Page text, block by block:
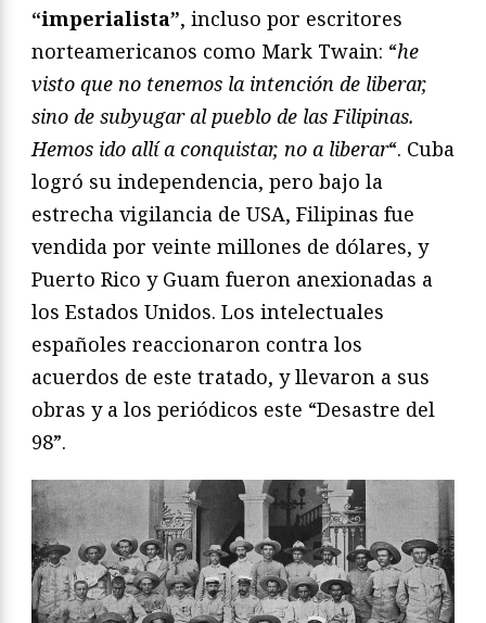
“imperialista”, incluso por escritores
norteamericanos como Mark Twain: “he
visto que no tenemos la intención de liberar,
sino de subyugar al pueblo de las Filipinas.
Hemos ido allí a conquistar, no a liberar“. Cuba
logró su independencia, pero bajo la
estrecha vigilancia de USA, Filipinas fue
vendida por veinte millones de dólares, y
Puerto Rico y Guam fueron anexionadas a
los Estados Unidos. Los intelectuales
españoles reaccionaron contra los
acuerdos de este tratado, y llevaron a sus
obras y a los periódicos este “Desastre del
98”.